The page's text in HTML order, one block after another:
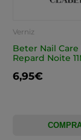
Verniz
Beter Nail Care
Repard Noite
6,95€